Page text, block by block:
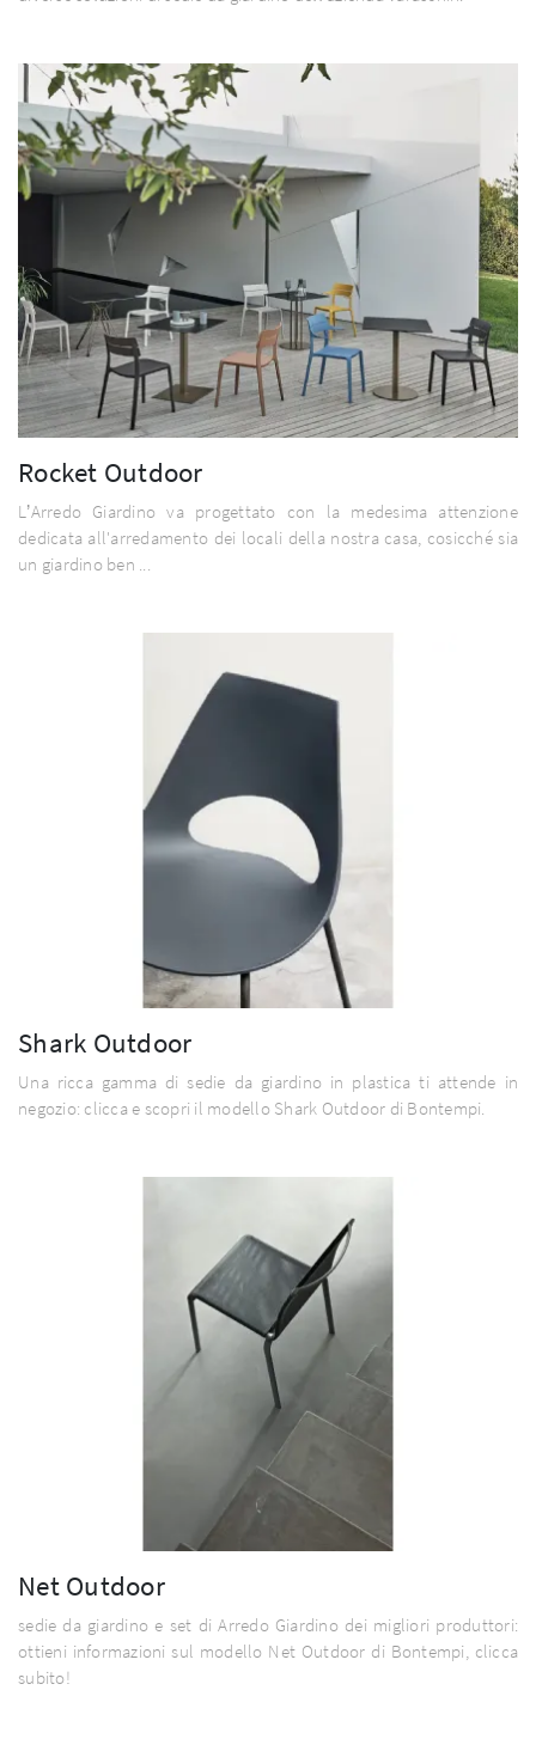
Rocket Outdoor
L’Arredo Giardino va progettato con la medesima attenzione
dedicata all'arredamento dei locali della nostra casa, cosicché sia
un giardino ben ...
Shark Outdoor
Una ricca gamma di sedie da giardino in plastica ti attende in
negozio: clicca e scopri il modello Shark Outdoor di Bontempi.
Net Outdoor
sedie da giardino e set di Arredo Giardino dei migliori produttori:
ottieni informazioni sul modello Net Outdoor di Bontempi, clicca
subito!